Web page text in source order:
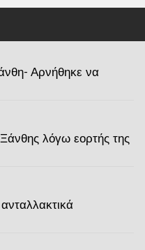
Αρνήθηκε να
λόγω εορτής της